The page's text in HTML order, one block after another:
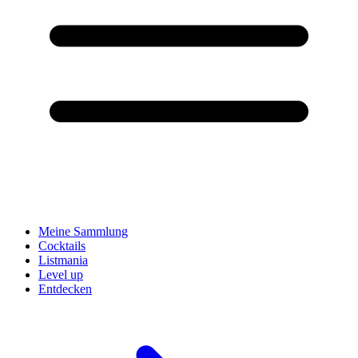
Meine Sammlung
Cocktails
Listmania
Level up
Entdecken